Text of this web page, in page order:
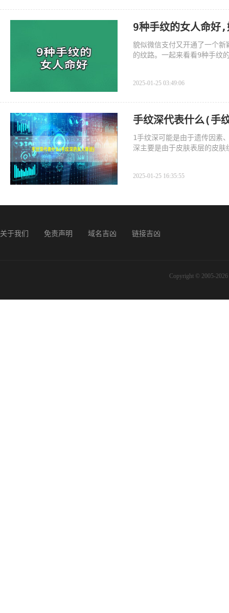
9种手纹的女人命好
貌似微信支付又开通了一个
的纹路。一起来看看9种手纹
2025-01-25 03:49:06
手纹深代表什么(手
1手纹深可能是由于遗传因素
深主要是由于皮肤表层的皮
2025-01-25 16:35:55
关于我们 免责声明 域名吉凶 链接吉凶
Copyright © 2005-